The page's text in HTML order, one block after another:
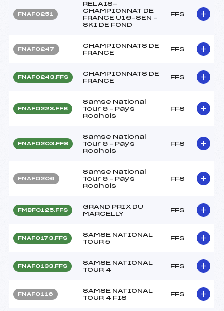
FNAF0251
RELAIS-
CHAMPIONNAT DE
FRANCE U16-SEN –
SKI DE FOND
FFS
FNAF0247
CHAMPIONNATS DE
FRANCE
FFS
FNAF0243.FFS
CHAMPIONNATS DE
FRANCE
FFS
FNAF0223.FFS
Samse National
Tour 6 – Pays
Rochois
FFS
FNAF0203.FFS
Samse National
Tour 6 – Pays
Rochois
FFS
FNAF0206
Samse National
Tour 6 – Pays
Rochois
FFS
FMBF0125.FFS
GRAND PRIX DU
MARCELLY
FFS
FNAF0173.FFS
SAMSE NATIONAL
TOUR 5
FFS
FNAF0133.FFS
SAMSE NATIONAL
TOUR 4
FFS
FNAF0116
SAMSE NATIONAL
TOUR 4 FIS
FFS